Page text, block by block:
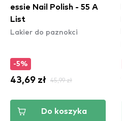
essie Nail Polish - 55 A
List
Lakier do paznokci
-5%
43,69 zł 45,99 zł
Do koszyka